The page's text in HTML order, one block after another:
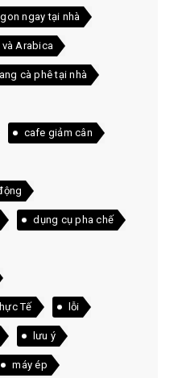
ngay tại nhà
Arabica
cà phê tại nhà
cafe giảm cân
dụng cụ pha chế
Tế lỗi
lưu ý
máy ép